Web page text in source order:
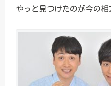
やっと見つけたのが今の相